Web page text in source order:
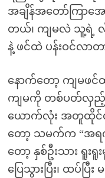
အချိန်အတော်ကြာအ
တယ်၊ ကျမလဲ သူ့ရဲ့
နဲ့ ဖင်ထဲ ပန်းဝင်လာ
နောက်တော့ ကျမ
ကျမကို တစ်ပတ်လှည့်
ယောက်လုံး အတူထိုင်လို့
တော့ သမက်က “အရ
တော့ နှစ်ဦးသား ရူး
ပြေသွားပြီး၊ ထပ်ပြီ